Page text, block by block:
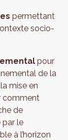
permettant
socio-
pour
de la
mise en
comment
de
le
à l’horizon